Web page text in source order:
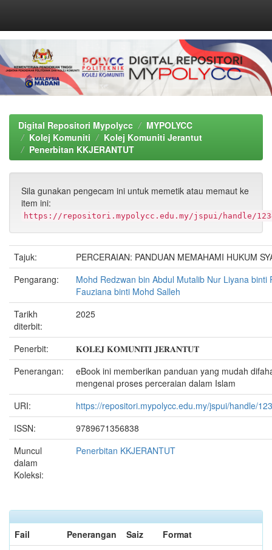
navigation
Digital Repositori Mypolycc
MYPOLYCC
Kolej Komuniti
Kolej Komuniti Jerantut
Penerbitan KKJERANTUT
Sila gunakan pengecam ini untuk memetik atau memaut ke
item ini:
https://repositori.mypolycc.edu.my/jspui/handle/
Tajuk:
PERCERAIAN: PANDUAN MEMAHAMI HUKUM
Pengarang:
Mohd Redzwan bin Abdul Mutalib Nur Liyana binti
Fauziana binti Mohd Salleh
Tarikh
diterbit:
2025
Penerbit:
𝐊𝐎𝐋𝐄𝐉 𝐊𝐎𝐌𝐔𝐍𝐈𝐓𝐈 𝐉𝐄𝐑𝐀𝐍𝐓𝐔𝐓
Penerangan:
eBook ini memberikan panduan yang mudah
mengenai proses perceraian dalam Islam
URI:
https://repositori.mypolycc.edu.my/jspui/handle/
ISSN:
9789671356838
Muncul
dalam
Koleksi:
Penerbitan KKJERANTUT
Fail Penerangan Saiz
Format